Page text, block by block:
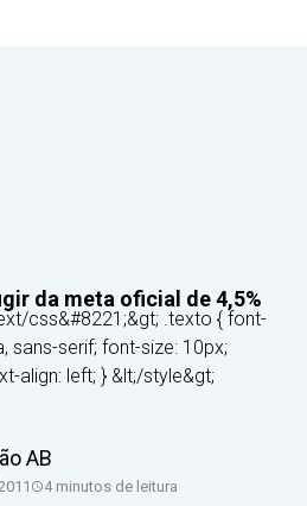
da meta oficial de 4,5%
css&#8221;&gt; .texto { font-
sans-serif; font-size: 10px;
align: left; } &lt;/style&gt;
AB
4minutos de leitura